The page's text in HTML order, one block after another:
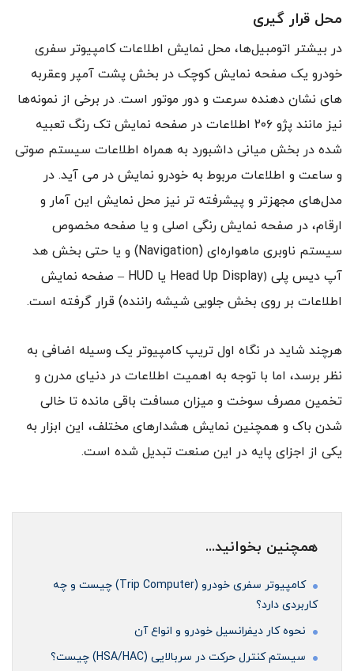
محل قرار گیری
در بیشتر اتومبیل‌ها، محل نمایش اطلاعات کامپیوتر سفری
خودرو یک صفحه نمایش کوچک در بخش پشت آمپر وعقربه
های نشان دهنده سرعت و دور موتور است. در برخی از نمونه‌ها
نیز مانند پژو ۲۰۶ اطلاعات در صفحه نمایش تک رنگ تعبیه
شده در بخش میانی داشبورد به همراه اطلاعات سیستم صوتی
و ساعت و اطلاعات مربوط به خودرو نمایش در می آید. در
مدل‌های مجهزتر و پیشرفته تر نیز محل نمایش این آمار و
ارقام، در صفحه نمایش رنگی اصلی و یا صفحه مخصوص
سیستم ناوبری ماهواره‌ای (Navigation) و یا حتی بخش هد
آپ دیس پلی ﴿Head Up Display یا HUD – صفحه نمایش
اطلاعات بر روی بخش جلویی شیشه راننده) قرار گرفته است.
هرچند شاید در نگاه اول تریپ کامپیوتر یک وسیله اضافی به
نظر برسد، اما با توجه به اهمیت اطلاعات در دنیای مدرن و
تخمین مصرف سوخت و میزان مسافت باقی مانده تا خالی
شدن باک و همچنین نمایش هشدارهای مختلف، این ابزار به
یکی از اجزای پایه در این صنعت تبدیل شده است.
همچنین بخوانید...
کامپیوتر سفری خودرو (Trip Computer) چیست و چه
کاربردی دارد؟
نحوه کار دیفرانسیل خودرو و انواع آن
سیستم کنترل حرکت در سربالایی (HSA/HAC) چیست؟